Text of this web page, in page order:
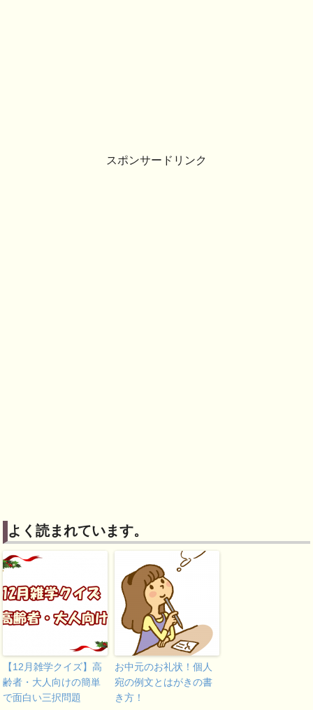
スポンサードリンク
よく読まれています。
【12月雑学クイズ】高
齢者・大人向けの簡単
で面白い三択問題
お中元のお礼状！個人
宛の例文とはがきの書
き方！